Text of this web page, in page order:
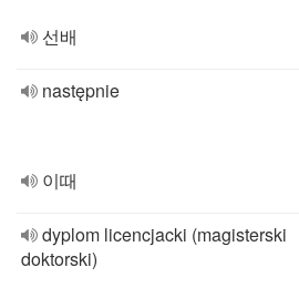
선배
następnie
이때
dyplom licencjacki (magisterski
doktorski)